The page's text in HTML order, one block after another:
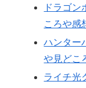
ドラゴ
ころや感
ハンター
や見どこ
ライチ光